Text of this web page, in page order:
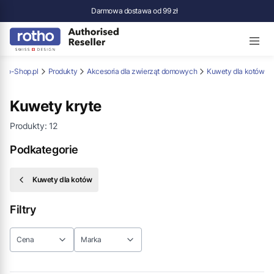
Darmowa dostawa od 99 zł
Shop.pl Produkty Akcesoria dla zwierząt domowych Kuwety dla kotów
Kuwety kryte
Produkty: 12
Podkategorie
Kuwety dla kotów
Filtry
Cena Marka